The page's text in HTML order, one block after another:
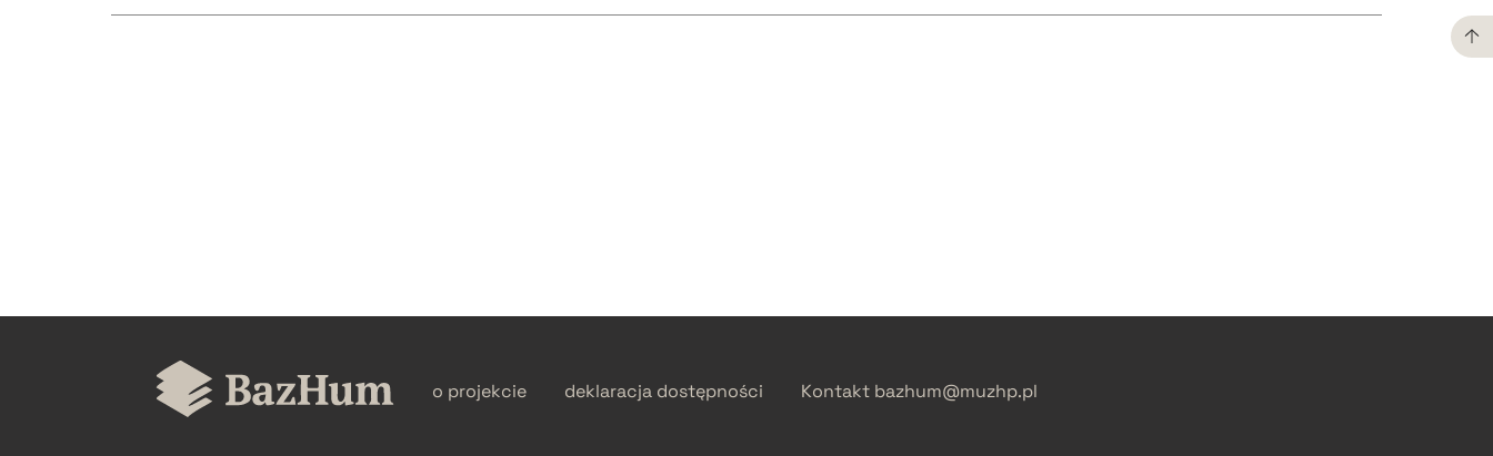
o projekcie deklaracja dostępności Kontakt bazhum@muzhp.pl